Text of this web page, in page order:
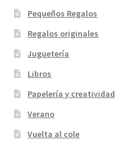
Pequeños Regalos
Regalos originales
Juguetería
Libros
Papelería y creatividad
Verano
Vuelta al cole